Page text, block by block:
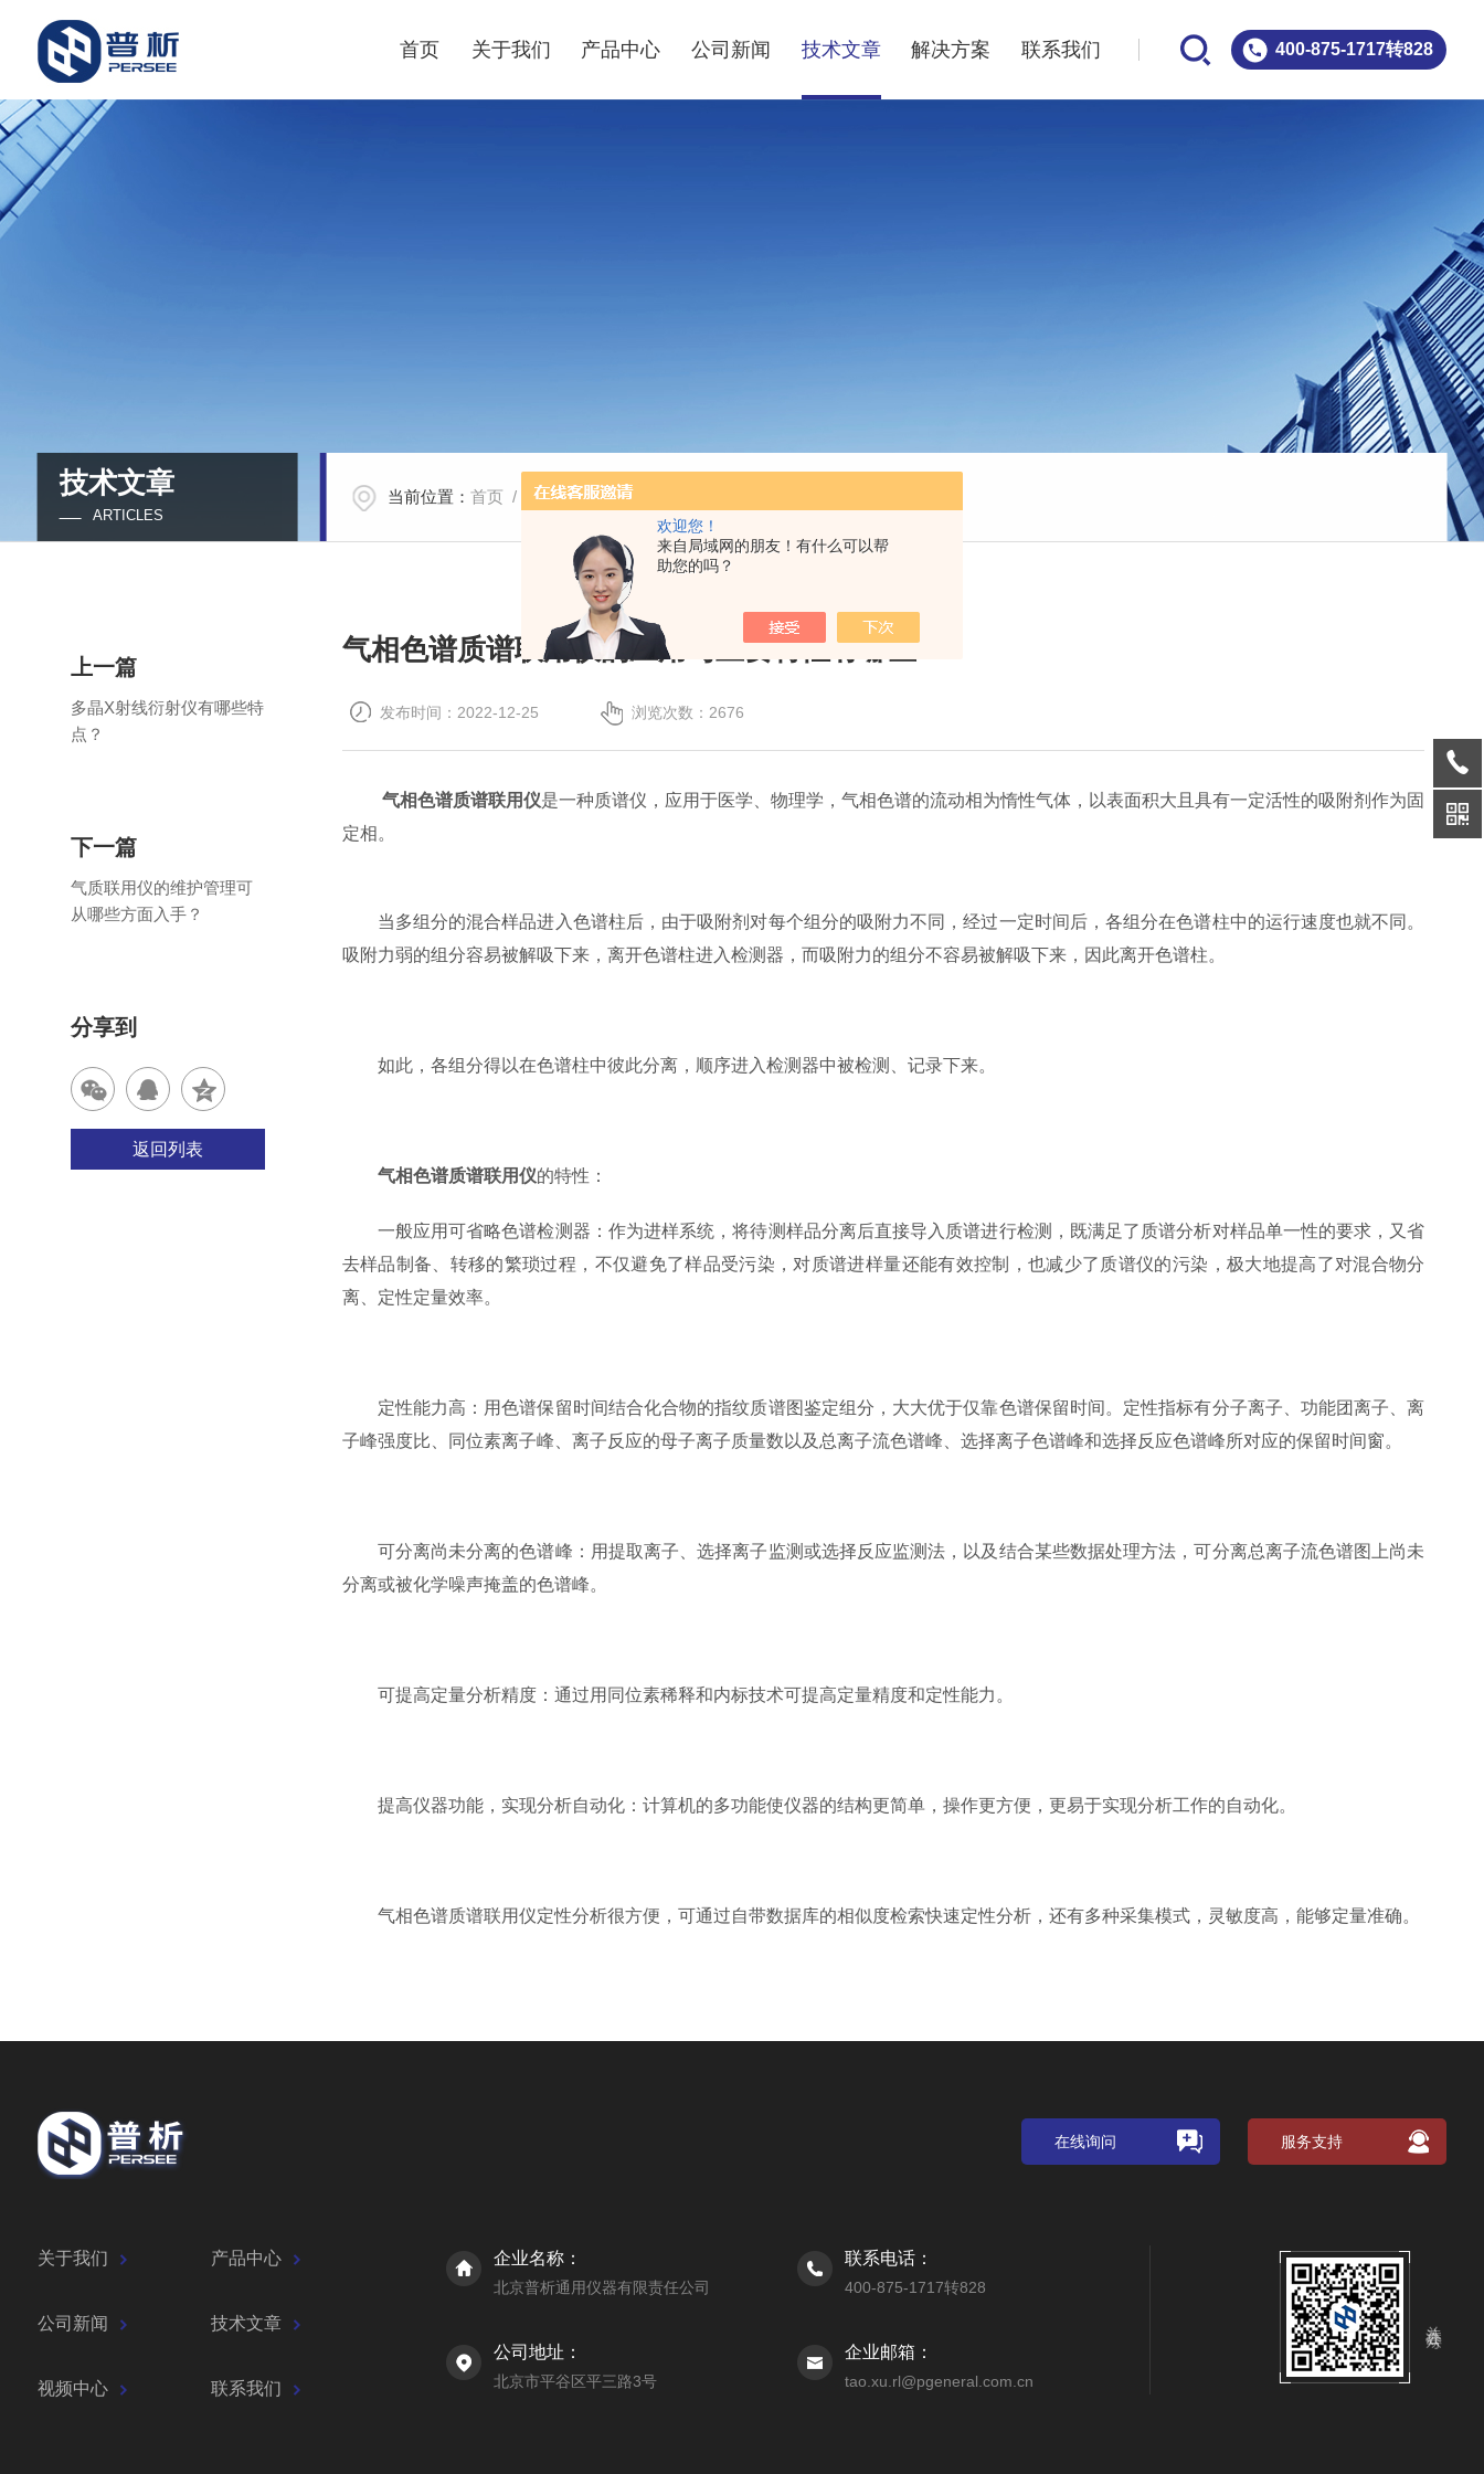
欢迎您！
来自局域网的朋友！有什么可以帮
助您的吗？
400-875-1717转828
首页 关于我们 产品中心 公司新闻 技术文章 解决方案 联系我们
技术文章
ARTICLES
当前位置： 首页 / 技术文章/ 气相色谱质谱联用仪的应用与主要特性有哪些
气相色谱质谱联用仪的应用与主要特性有哪些
发布时间：2022-12-25 浏览次数：2676
气相色谱质谱联用仪是一种质谱仪，应用于医学、物理学，气相色谱的流动相为惰性气体，以表面积大且具有一定活性的吸附剂作为固
定相。
当多组分的混合样品进入色谱柱后，由于吸附剂对每个组分的吸附力不同，经过一定时间后，各组分在色谱柱中的运行速度也就不同。
吸附力弱的组分容易被解吸下来，离开色谱柱进入检测器，而吸附力的组分不容易被解吸下来，因此离开色谱柱。
如此，各组分得以在色谱柱中彼此分离，顺序进入检测器中被检测、记录下来。
气相色谱质谱联用仪的特性：
一般应用可省略色谱检测器：作为进样系统，将待测样品分离后直接导入质谱进行检测，既满足了质谱分析对样品单一性的要求，又省
去样品制备、转移的繁琐过程，不仅避免了样品受污染，对质谱进样量还能有效控制，也减少了质谱仪的污染，极大地提高了对混合物分
离、定性定量效率。
定性能力高：用色谱保留时间结合化合物的指纹质谱图鉴定组分，大大优于仅靠色谱保留时间。定性指标有分子离子、功能团离子、离
子峰强度比、同位素离子峰、离子反应的母子离子质量数以及总离子流色谱峰、选择离子色谱峰和选择反应色谱峰所对应的保留时间窗。
可分离尚未分离的色谱峰：用提取离子、选择离子监测或选择反应监测法，以及结合某些数据处理方法，可分离总离子流色谱图上尚未
分离或被化学噪声掩盖的色谱峰。
可提高定量分析精度：通过用同位素稀释和内标技术可提高定量精度和定性能力。
提高仪器功能，实现分析自动化：计算机的多功能使仪器的结构更简单，操作更方便，更易于实现分析工作的自动化。
气相色谱质谱联用仪定性分析很方便，可通过自带数据库的相似度检索快速定性分析，还有多种采集模式，灵敏度高，能够定量准确。
上一篇
多晶X射线衍射仪有哪些特
点？
下一篇
气质联用仪的维护管理可
从哪些方面入手？
分享到
返回列表
在线询问 服务支持
关于我们 产品中心
公司新闻 技术文章
视频中心 联系我们
企业名称：
北京普析通用仪器有限责任公司
联系电话：
400-875-1717转828
公司地址：
北京市平谷区平三路3号
企业邮箱：
tao.xu.rl@pgeneral.com.cn